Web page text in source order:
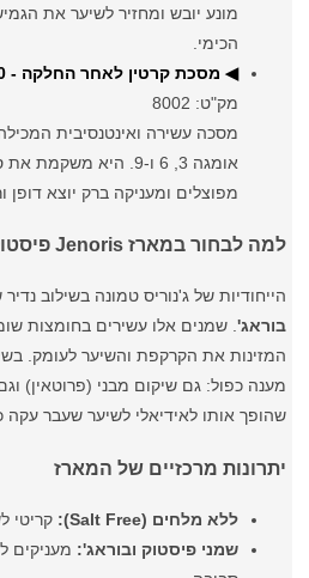
מונע יובש ומחזיר לשיער את
הכימי.
◀ מסכת קרטין לאחר החלקה - 500 מ"ל
מק"ט: 8002
מסכה עשירה ואינטנסיבית
אומגה 3, 6 ו-9. היא
מפוצלים ומעניקה ברק יוצא דופן
למה לבחור במארז Jenoris פיסטוק וקרטין?
הייחודיות של ג'נוריס טמונה בשילוב
בוראג'
המזינות את הקרקפת והשיער לעומק.
מענה כפול: גם שיקום מבני (פרוטאין)
שהופך אותו לאידיאלי לשיער שעבר עקה
יתרונות מרכזיים של המארז
ללא מלחים (Salt Free):
קריטי
שמני פיסטוק ובוראג': מעניקים